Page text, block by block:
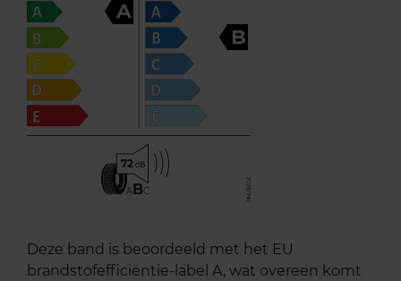
A
B
72
ABC
Deze band is beoordeeld met het EU
brandstofefficiëntie-label A, wat overeen komt